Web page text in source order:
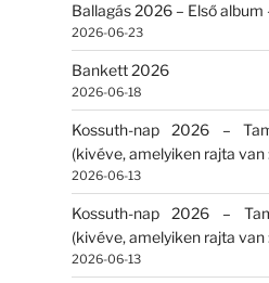
Ballagás 2026 – Első
2026-06-23
Bankett 2026
2026-06-18
Kossuth-nap 2026 –
(kivéve, amelyiken rajta van
2026-06-13
Kossuth-nap 2026 –
(kivéve, amelyiken rajta van
2026-06-13